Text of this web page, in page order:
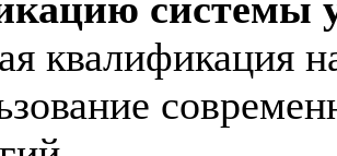
системы
квалификация